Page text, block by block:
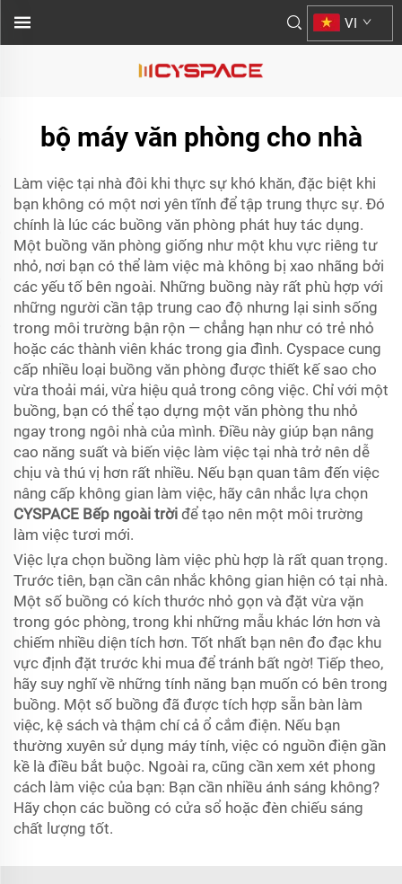
VI
bộ máy văn phòng cho nhà
Làm việc tại nhà đôi khi thực sự khó khăn, đặc biệt khi
bạn không có một nơi yên tĩnh để tập trung thực sự. Đó
chính là lúc các buồng văn phòng phát huy tác dụng.
Một buồng văn phòng giống như một khu vực riêng tư
nhỏ, nơi bạn có thể làm việc mà không bị xao nhãng bởi
các yếu tố bên ngoài. Những buồng này rất phù hợp với
những người cần tập trung cao độ nhưng lại sinh sống
trong môi trường bận rộn — chẳng hạn như có trẻ nhỏ
hoặc các thành viên khác trong gia đình. Cyspace cung
cấp nhiều loại buồng văn phòng được thiết kế sao cho
vừa thoải mái, vừa hiệu quả trong công việc. Chỉ với một
buồng, bạn có thể tạo dựng một văn phòng thu nhỏ
ngay trong ngôi nhà của mình. Điều này giúp bạn nâng
cao năng suất và biến việc làm việc tại nhà trở nên dễ
chịu và thú vị hơn rất nhiều. Nếu bạn quan tâm đến việc
nâng cấp không gian làm việc, hãy cân nhắc lựa chọn
CYSPACE Bếp ngoài trời để tạo nên một môi trường
làm việc tươi mới.
Việc lựa chọn buồng làm việc phù hợp là rất quan trọng.
Trước tiên, bạn cần cân nhắc không gian hiện có tại nhà.
Một số buồng có kích thước nhỏ gọn và đặt vừa vặn
trong góc phòng, trong khi những mẫu khác lớn hơn và
chiếm nhiều diện tích hơn. Tốt nhất bạn nên đo đạc khu
vực định đặt trước khi mua để tránh bất ngờ! Tiếp theo,
hãy suy nghĩ về những tính năng bạn muốn có bên trong
buồng. Một số buồng đã được tích hợp sẵn bàn làm
việc, kệ sách và thậm chí cả ổ cắm điện. Nếu bạn
thường xuyên sử dụng máy tính, việc có nguồn điện gần
kề là điều bắt buộc. Ngoài ra, cũng cần xem xét phong
cách làm việc của bạn: Bạn cần nhiều ánh sáng không?
Hãy chọn các buồng có cửa sổ hoặc đèn chiếu sáng
chất lượng tốt.